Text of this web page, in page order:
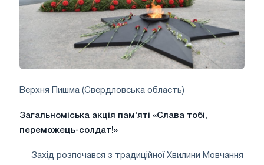
Верхня Пишма (Свердловська область)
Загальноміська акція пам'яті «Слава тобі,
переможець-солдат!»
Захід розпочався з традиційної Хвилини Мовчання